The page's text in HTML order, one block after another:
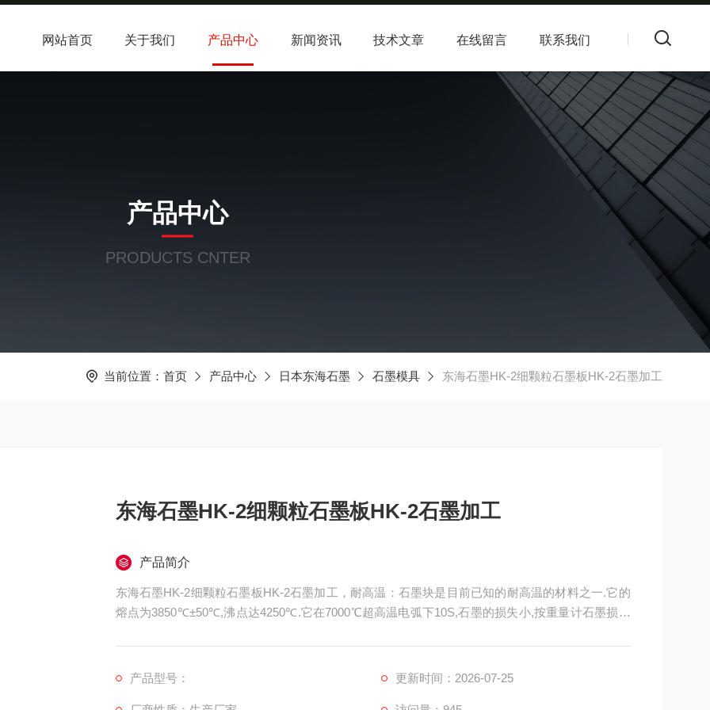
网站首页 关于我们 产品中心 新闻资讯 技术文章 在线留言 联系我们
产品中心
PRODUCTS CNTER
当前位置： 首页 产品中心 日本东海石墨 石墨模具 东海石墨HK-2细颗粒石墨板HK-2石墨加工
东海石墨HK-2细颗粒石墨板HK-2石墨加工
产品简介
东海石墨HK-2细颗粒石墨板HK-2石墨加工，耐高温：石墨块是目前已知的耐高温的材料之一.它的
熔点为3850℃±50℃,沸点达4250℃.它在7000℃超高温电弧下10S,石墨的损失小,按重量计石墨损失
产品型号： 更新时间：2026-07-25